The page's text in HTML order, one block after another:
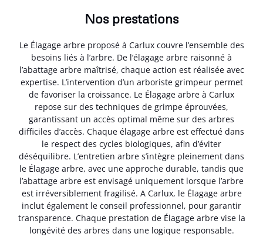
Nos prestations
Le Élagage arbre proposé à Carlux couvre l’ensemble des
besoins liés à l’arbre. De l’élagage arbre raisonné à
l’abattage arbre maîtrisé, chaque action est réalisée avec
expertise. L’intervention d’un arboriste grimpeur permet
de favoriser la croissance. Le Élagage arbre à Carlux
repose sur des techniques de grimpe éprouvées,
garantissant un accès optimal même sur des arbres
difficiles d’accès. Chaque élagage arbre est effectué dans
le respect des cycles biologiques, afin d’éviter
déséquilibre. L’entretien arbre s’intègre pleinement dans
le Élagage arbre, avec une approche durable, tandis que
l’abattage arbre est envisagé uniquement lorsque l’arbre
est irréversible­ment fragilisé. A Carlux, le Élagage arbre
inclut également le conseil professionnel, pour garantir
transparence. Chaque prestation de Élagage arbre vise la
longévité des arbres dans une logique responsable.